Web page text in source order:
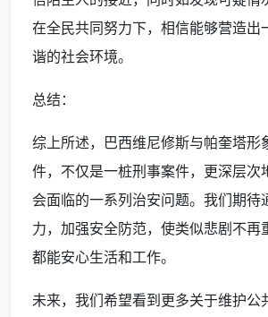
在全民共同努力下，相信能够营造出
谐的社会环境。
总结：
综上所述，巴西维尼修斯与帕奎塔形
件，不仅是一桩刑事案件，更深层次
会面临的一系列治安问题。我们期待
力，加强安全防范，使类似悲剧不再
都能安心生活和工作。
未来，我们希望看到更多关于维护公